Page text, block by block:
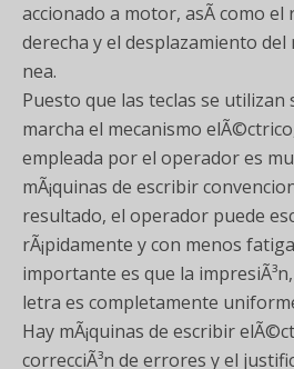
accionado a motor, asÃ­ como
derecha y el desplazamiento
nea.
Puesto que las teclas se utilizan
marcha el mecanismo
empleada por el operador es
mÃ¡quinas de escribir
resultado, el operador puede
rÃ¡pidamente y con menos
importante es que la
letra es completamente
Hay mÃ¡quinas de escribir
correcciÃ³n de errores y el